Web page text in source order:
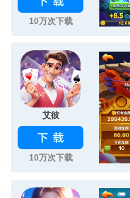
10万次下载
艾彼
10万次下载